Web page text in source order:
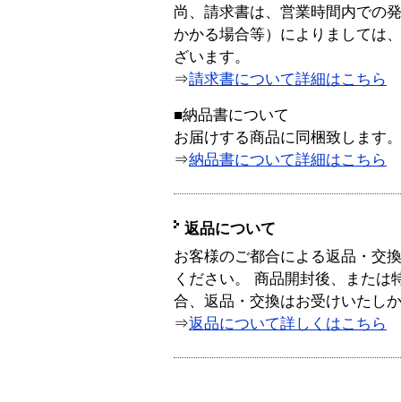
尚、請求書は、営業時間内での
かかる場合等）によりましては
ざいます。
⇒請求書について詳細はこちら
■納品書について
お届けする商品に同梱致します。
⇒納品書について詳細はこちら
返品について
お客様のご都合による返品・交
ください。 商品開封後、または
合、返品・交換はお受けいたし
⇒返品について詳しくはこちら